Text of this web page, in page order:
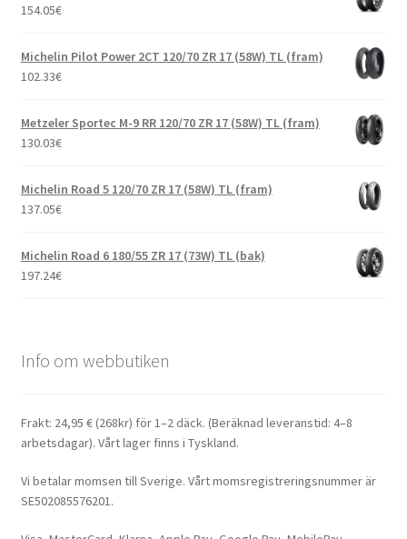
154.05€
Michelin Pilot Power 2CT 120/70 ZR 17 (58W) TL (fram)
102.33€
Metzeler Sportec M-9 RR 120/70 ZR 17 (58W) TL (fram)
130.03€
Michelin Road 5 120/70 ZR 17 (58W) TL (fram)
137.05€
Michelin Road 6 180/55 ZR 17 (73W) TL (bak)
197.24€
Info om webbutiken
Frakt: 24,95 € (268kr) för 1–2 däck. (Beräknad leveranstid: 4–8
arbetsdagar). Vårt lager finns i Tyskland.
Vi betalar momsen till Sverige. Vårt momsregistreringsnummer är
SE502085576201.